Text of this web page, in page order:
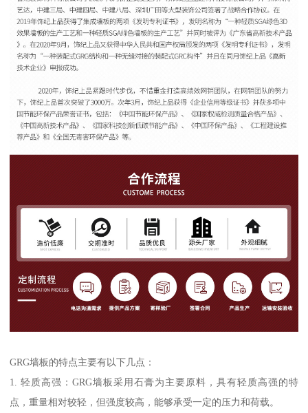
GRG墙板的特点主要有以下几点：
1. 轻质高强：GRG墙板采用石膏为主要原料，具有轻质高强的特
点，重量相对较轻，但强度较高，能够承受一定的压力和荷载。